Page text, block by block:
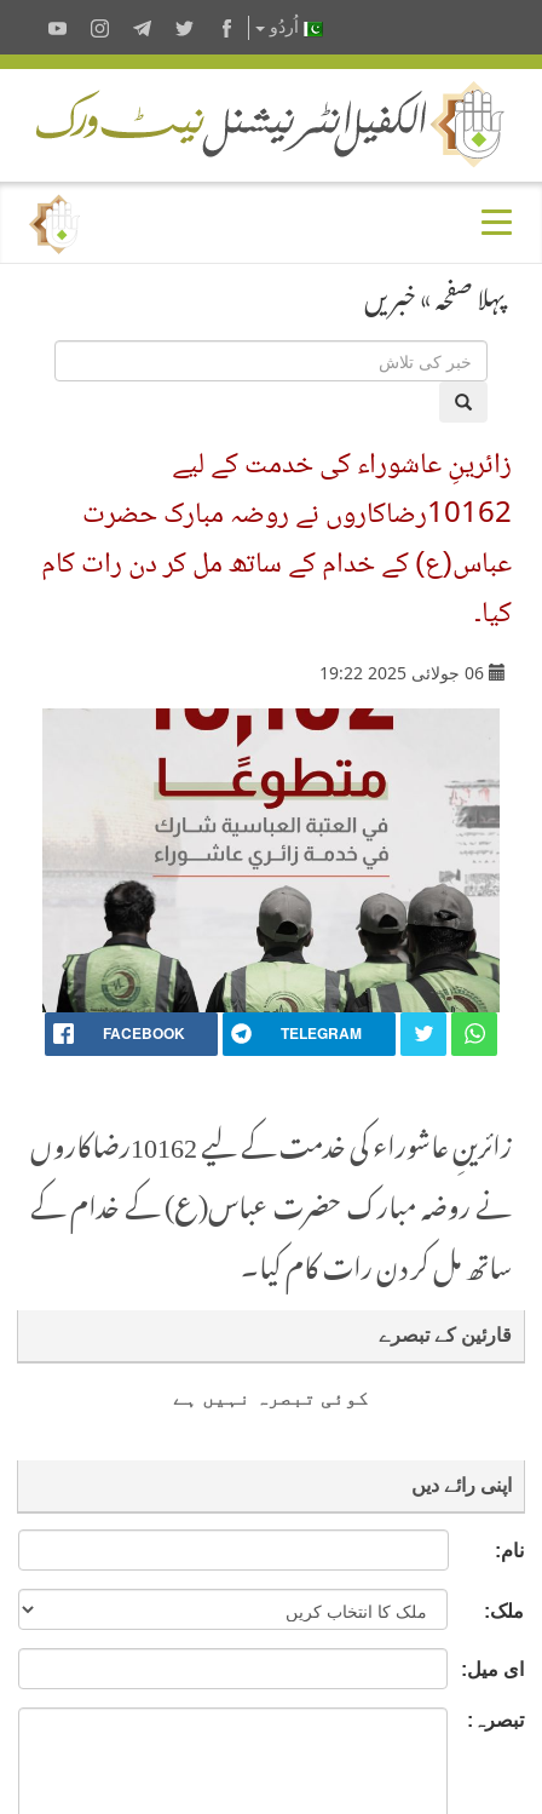
اُردُو
پہلا صفحہ»خبریں
زائرینِ عاشوراء کی خدمت کے لیے
10162رضاکاروں نے روضہ مبارک حضرت
عباس(ع) کے خدام کے ساتھ مل کر دن رات کام
کیا۔
06 جولائی 2025 19:22
FACEBOOK TELEGRAM
زائرینِ عاشوراء کی خدمت کے لیے 10162رضاکاروں
نے روضہ مبارک حضرت عباس(ع) کے خدام کے
ساتھ مل کر دن رات کام کیا۔
قارئین کے تبصرے
کوئی تبصرہ نہیں ہے
اپنی رائے دیں
نام:
ملک:
ای میل:
تبصرہ: